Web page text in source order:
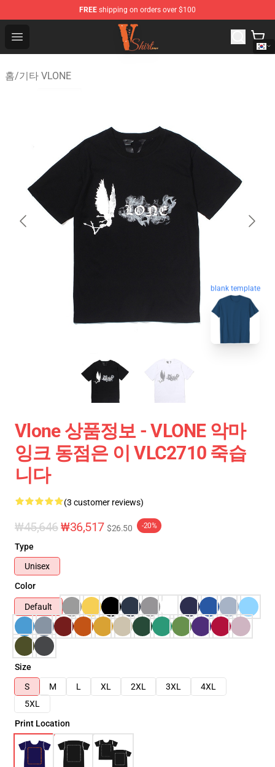
FREE shipping on orders over $100
Open menu
Vlone Shirt Store - Official Vlone Shirt Shop
홈/기타 VLONE
blank template
Vlone 상품정보 - VLONE 악마
잉크 동점은 이 VLC2710 죽습
니다
(3 customer reviews)
₩45,646₩36,517 $26.50 -20%
Type
Unisex
Color
Default
Size
S
M L XL 2XL 3XL
4XL
5XL
Print Location